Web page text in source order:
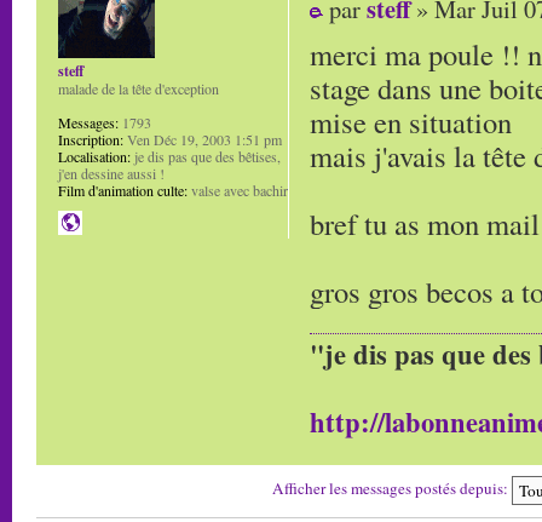
parsteff» Mar Juil
merci ma poule !!
stage dans une
mise en situation
mais j'avais la tête
bref tu as mon
gros gros becos a
"je dis pas que
http://
steff
malade de la tête d'exception
Messages: 1793
Inscription:Ven Déc 19, 2003 1:51 pm
Localisation: je dis pas que des bêtises,
j'en dessine aussi !
Film d'animation culte:valse avec bachir
Afficher les messages postés depuis: